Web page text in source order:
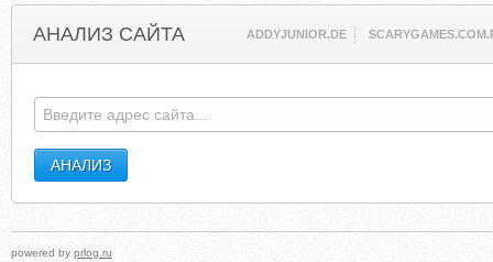
АНАЛИЗ САЙТА ADDYJUNIOR.DE
powered by prlog.ru